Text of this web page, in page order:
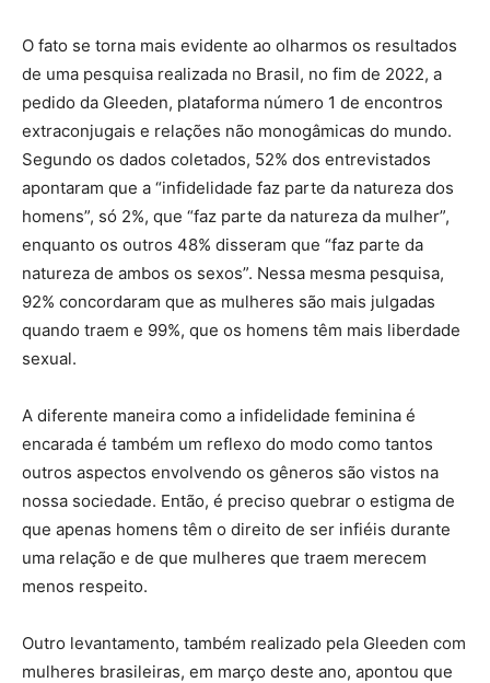
O fato se torna mais evidente ao olharmos os resultados
de uma pesquisa realizada no Brasil, no fim de 2022, a
pedido da Gleeden, plataforma número 1 de encontros
extraconjugais e relações não monogâmicas do mundo.
Segundo os dados coletados, 52% dos entrevistados
apontaram que a “infidelidade faz parte da natureza dos
homens”, só 2%, que “faz parte da natureza da mulher”,
enquanto os outros 48% disseram que “faz parte da
natureza de ambos os sexos”. Nessa mesma pesquisa,
92% concordaram que as mulheres são mais julgadas
quando traem e 99%, que os homens têm mais liberdade
sexual.
A diferente maneira como a infidelidade feminina é
encarada é também um reflexo do modo como tantos
outros aspectos envolvendo os gêneros são vistos na
nossa sociedade. Então, é preciso quebrar o estigma de
que apenas homens têm o direito de ser infiéis durante
uma relação e de que mulheres que traem merecem
menos respeito.
Outro levantamento, também realizado pela Gleeden com
mulheres brasileiras, em março deste ano, apontou que